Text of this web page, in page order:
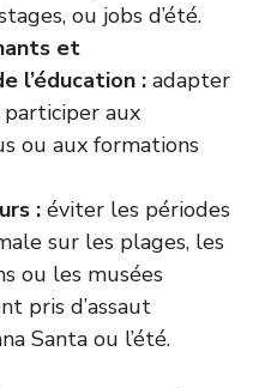
ou jobs d’été.
et
l’éducation : adapter
aux
ou aux formations
: éviter les périodes
sur les plages, les
ou les musées
pris d’assaut
Santa ou l’été.